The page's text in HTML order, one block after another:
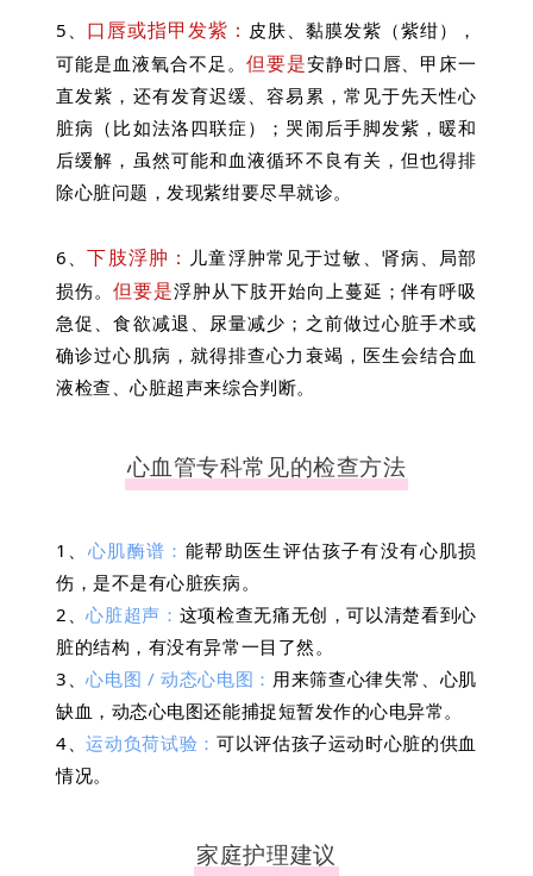
5、 口唇或指甲发紫： 皮肤、黏膜发紫（紫绀），
可能是血液氧合不足。 但要是安静时口唇、甲床一
直发紫，还有发育迟缓、容易累，常见于先天性心
脏病（比如法洛四联症）；哭闹后手脚发紫，暖和
后缓解，虽然可能和血液循环不良有关，但也得排
除心脏问题，发现紫绀要尽早就诊。
6、下肢浮肿： 儿童浮肿常见于过敏、肾病、局部
损伤。 但要是浮肿从下肢开始向上蔓延；伴有呼吸
急促、食欲减退、尿量减少；之前做过心脏手术或
确诊过心肌病，就得排查心力衰竭，医生会结合血
液检查、心脏超声来综合判断。
心血管专科常见的检查方法
1、 心肌酶谱： 能帮助医生评估孩子有没有心肌损
伤，是不是有心脏疾病。
2、心脏超声： 这项检查无痛无创，可以清楚看到心
脏的结构，有没有异常一目了然。
3、心电图 / 动态心电图： 用来筛查心律失常、心肌
缺血，动态心电图还能捕捉短暂发作的心电异常。
4、运动负荷试验： 可以评估孩子运动时心脏的供血
情况。
家庭护理建议